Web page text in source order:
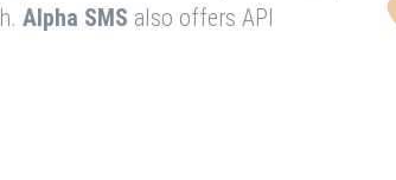
Alpha SMS also offers API